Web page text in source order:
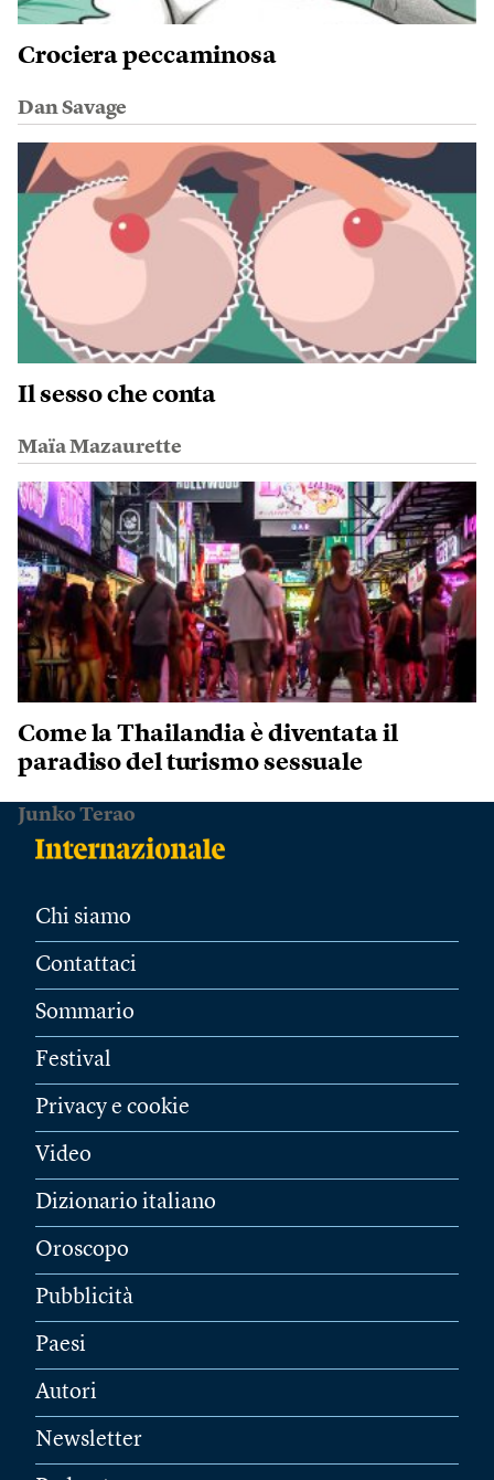
Crociera peccaminosa
Dan Savage
Il sesso che conta
Maïa Mazaurette
Come la Thailandia è diventata il
paradiso del turismo sessuale
Junko Terao
Chi siamo
Contattaci
Sommario
Festival
Privacy e cookie
Video
Dizionario italiano
Oroscopo
Pubblicità
Paesi
Autori
Newsletter